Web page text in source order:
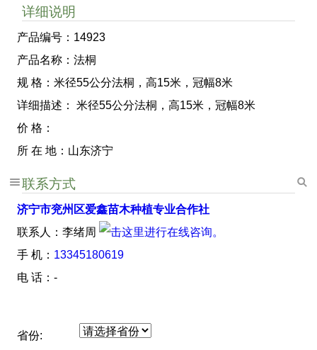
详细说明
产品编号：14923
产品名称：法桐
规 格：米径55公分法桐，高15米，冠幅8米
详细描述： 米径55公分法桐，高15米，冠幅8米
价 格：
所 在 地：山东济宁
联系方式
济宁市兖州区爱鑫苗木种植专业合作社
联系人：李绪周
手 机： 13345180619
电 话：-
省份: